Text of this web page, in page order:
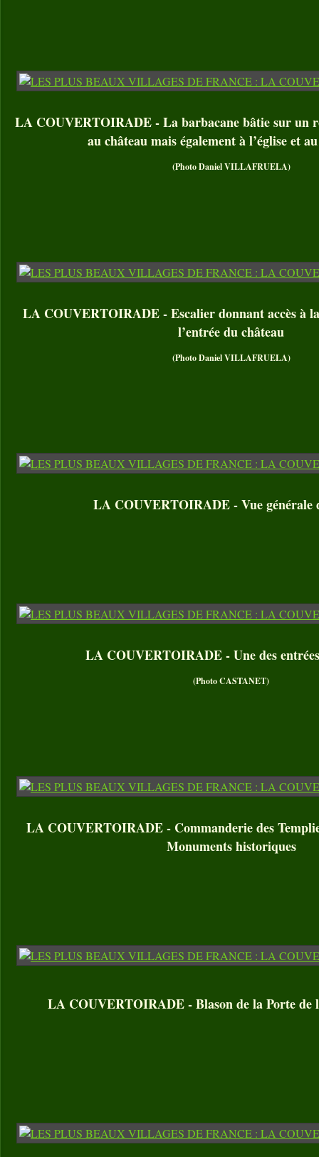
LA COUVERTOIRADE - La barbacane bâtie sur un
au château mais également à l’église et
(Photo Daniel VILLAFRUELA)
LA COUVERTOIRADE - Escalier donnant accès à
l’entrée du château
(Photo Daniel VILLAFRUELA)
LA COUVERTOIRADE - Vue générale
LA COUVERTOIRADE - Une des
(Photo CASTANET)
LA COUVERTOIRADE - Commanderie des
Monuments historiques
LA COUVERTOIRADE - Blason de la Porte de